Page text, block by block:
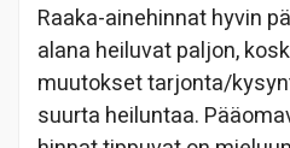
Raaka-ainehinnat hyvin
alana heiluvat paljon,
muutokset tarjonta/
suurta heiluntaa.